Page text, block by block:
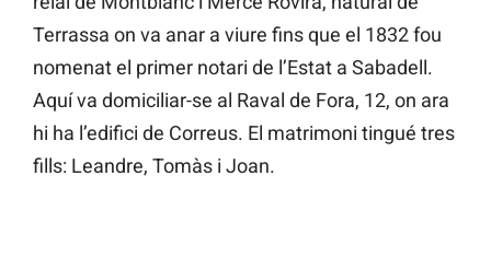
Terrassa on va anar a viure fins que el 1832 fou
nomenat el primer notari de l’Estat a Sabadell.
Aquí va domiciliar-se al Raval de Fora, 12, on ara
hi ha l’edifici de Correus. El matrimoni tingué tres
fills: Leandre, Tomàs i Joan.